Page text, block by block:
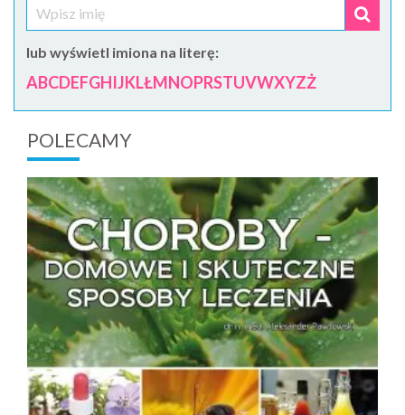
lub wyświetl imiona na literę:
ABCDEFGHIJKLŁMNOPRSTUVWXYZŻ
POLECAMY